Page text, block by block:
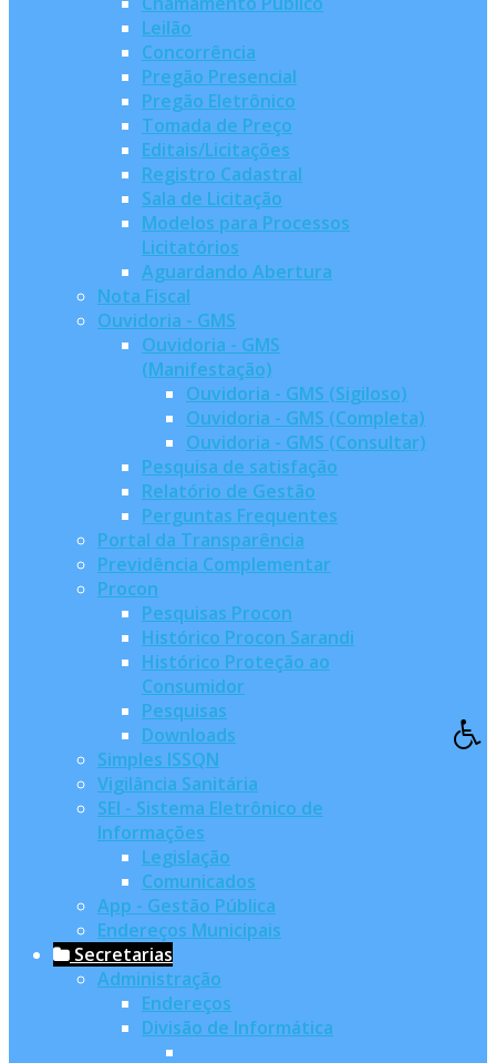
Leilão
Concorrência
Pregão Presencial
Pregão Eletrônico
Tomada de Preço
Editais/Licitações
Registro Cadastral
Sala de Licitação
Modelos para Processos
Licitatórios
Aguardando Abertura
Nota Fiscal
Ouvidoria - GMS
Ouvidoria - GMS
(Manifestação)
Ouvidoria - GMS (Sigiloso)
Ouvidoria - GMS (Completa)
Ouvidoria - GMS (Consultar)
Pesquisa de satisfação
Relatório de Gestão
Perguntas Frequentes
Portal da Transparência
Previdência Complementar
Procon
Pesquisas Procon
Histórico Procon Sarandi
Histórico Proteção ao
Consumidor
Pesquisas
Downloads
Simples ISSQN
Vigilância Sanitária
SEI - Sistema Eletrônico de
Informações
Legislação
Comunicados
App - Gestão Pública
Endereços Municipais
Secretarias
Administração
Endereços
Divisão de Informática